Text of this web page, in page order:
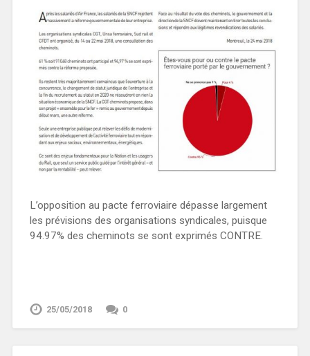
L’opposition au pacte ferroviaire dépasse largement
les prévisions des organisations syndicales, puisque
94.97% des cheminots se sont exprimés CONTRE.
25/05/2018 0